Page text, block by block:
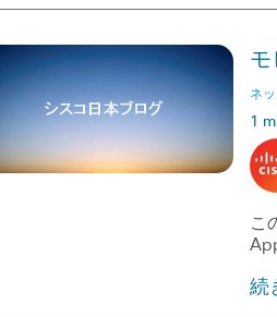
モ
ネ
1
こ
続